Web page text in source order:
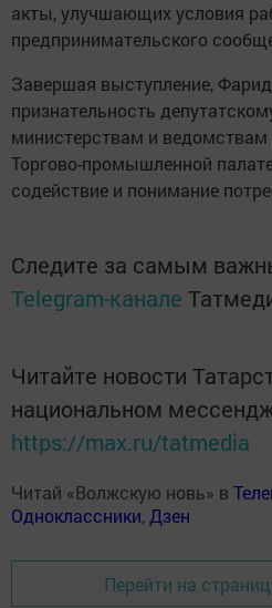
акты, улучшающих условия
предпринимательского
Завершая выступление,
признательность
министерствам и ведомствам
Торгово-промышленной
содействие и понимание
Следите за самым
Telegram-канале
Читайте новости
национальном
https://max.ru/tatmedia
Читай «Волжскую новь» в
Одноклассники, Дзен
Перейти на